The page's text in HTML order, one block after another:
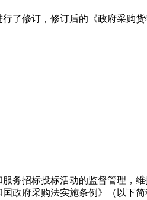
了修订，修订后的《政府采购
招标投标活动的监督管理，维
政府采购法实施条例》（以下